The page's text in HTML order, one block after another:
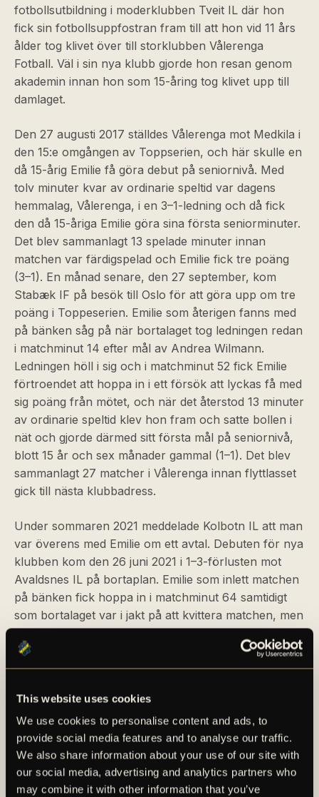
This website uses cookies
We use cookies to personalise content and ads, to
provide social media features and to analyse our traffic.
We also share information about your use of our site with
our social media, advertising and analytics partners who
may combine it with other information that you’ve
fotbollsutbildning i moderklubben Tveit IL där hon
fick sin fotbollsuppfostran fram till att hon vid 11 års
ålder tog klivet över till storklubben Vålerenga
Fotball. Väl i sin nya klubb gjorde hon resan genom
akademin innan hon som 15-åring tog klivet upp till
damlaget.
Den 27 augusti 2017 ställdes Vålerenga mot Medkila i
den 15:e omgången av Toppserien, och här skulle en
då 15-årig Emilie få göra debut på seniornivå. Med
tolv minuter kvar av ordinarie speltid var dagens
hemmalag, Vålerenga, i en 3–1-ledning och då fick
den då 15-åriga Emilie göra sina första seniorminuter.
Det blev sammanlagt 13 spelade minuter innan
matchen var färdigspelad och Emilie fick tre poäng
(3–1). En månad senare, den 27 september, kom
Stabæk IF på besök till Oslo för att göra upp om tre
poäng i Toppeserien. Emilie som återigen fanns med
på bänken såg på när bortalaget tog ledningen redan
i matchminut 14 efter mål av Andrea Wilmann.
Ledningen höll i sig och i matchminut 52 fick Emilie
förtroendet att hoppa in i ett försök att lyckas få med
sig poäng från mötet, och när det återstod 13 minuter
av ordinarie speltid klev hon fram och satte bollen i
nät och gjorde därmed sitt första mål på seniornivå,
blott 15 år och sex månader gammal (1–1). Det blev
sammanlagt 27 matcher i Vålerenga innan flyttlasset
gick till nästa klubbadress.
Under sommaren 2021 meddelade Kolbotn IL att man
var överens med Emilie om ett avtal. Debuten för nya
klubben kom den 26 juni 2021 i 1–3-förlusten mot
Avaldsnes IL på bortaplan. Emilie som inlett matchen
på bänken fick hoppa in i matchminut 64 samtidigt
som bortalaget var i jakt på att kvittera matchen, men
i stället för en kvittering utökade Andrea Norheim
ledningen från straffpunkten i matchminut 67 (3–1).
Emilie fick stort förtroende i sin nya klubb och under
tävlingsmatcher där hon även hade ett poängfacit på
två mål och en målgivande passning.
Inför säsongen 2024 skedde nästa klubbskifte och
denna gång gick flyttlasset till Stabæk IF. Det var här
som Emilie skulle få sitt stora genombrott då hon